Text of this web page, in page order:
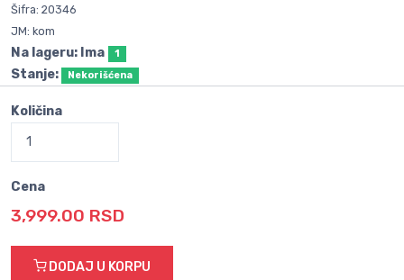
Šifra: 20346
JM: kom
Na lageru: Ima 1
Stanje: Nekorišćena
Količina
Cena
3,999.00 RSD
DODAJ U KORPU